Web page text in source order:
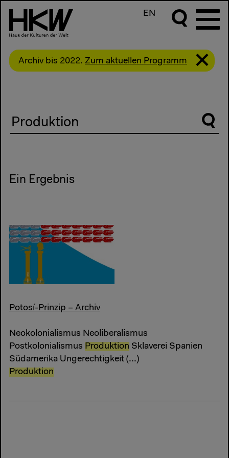
EN
Archiv bis 2022. Zum aktuellen Programm
Suche
Ein Ergebnis
Potosí-Prinzip – Archiv
Neokolonialismus Neoliberalismus
Postkolonialismus Produktion Sklaverei Spanien
Südamerika Ungerechtigkeit (...)
Produktion